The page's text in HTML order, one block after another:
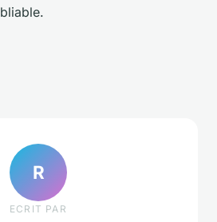
R
ECRIT PAR